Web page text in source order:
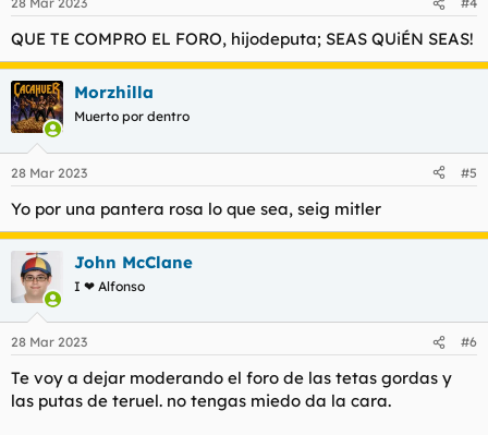
e
:
QUE TE COMPRO EL FORO, hijodeputa; SEAS QUiÉN SEAS!
Morzhilla
Muerto por dentro
28 Mar 2023 #5
Yo por una pantera rosa lo que sea, seig mitler
John McClane
I ❤ Alfonso
28 Mar 2023 #6
Te voy a dejar moderando el foro de las tetas gordas y
las putas de teruel. no tengas miedo da la cara.